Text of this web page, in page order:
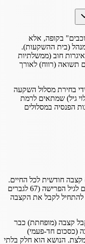
בקופה, אלא
(בית ההשקעות).
חוב (ממשלתיות
תשואה (רווח) לאורך
בחירת מסלול השקעה
גיל) שמתאים לרמת
הפנסיה במסלולים
קצבה חודשית לכל החיים.
המועד הרשמי למשיכת הכספים הוא בהגיעכם לגיל הפרישה (67 לגברים
להתחיל לקבל את הקצבה
קצבה (מופחתת) כבר
(כסכום חד-פעמי)
הנושא הוא חלק בלתי